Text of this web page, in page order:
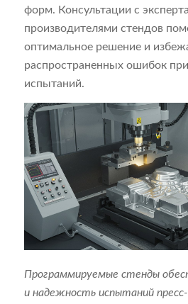
форм. Консультации с
производителями стендов
оптимальное решение и
распространенных ошибок
испытаний.
Программируемые стенды
и надежность испытаний